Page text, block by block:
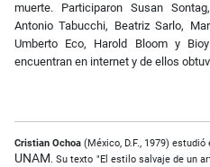
muerte. Participaron Susan
Antonio Tabucchi, Beatriz Sarlo,
Umberto Eco, Harold Bloom y
encuentran en internet y de ellos
Cristian Ochoa (México, D.F., 1979)
UNAM. Su texto "El estilo salvaje de un